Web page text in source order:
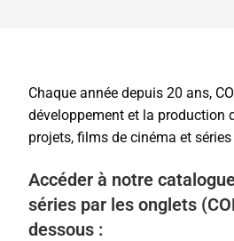
Chaque année depuis 20 ans,
développement et la production
projets, films de cinéma et
Accéder à notre
séries par les onglets
dessous :